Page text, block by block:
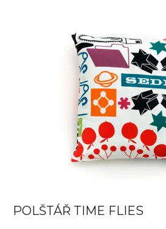
POLŠTÁŘ TIME FLIES